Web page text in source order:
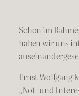
Schon im
haben wir uns
Ernst Wolfgang
„Not- und